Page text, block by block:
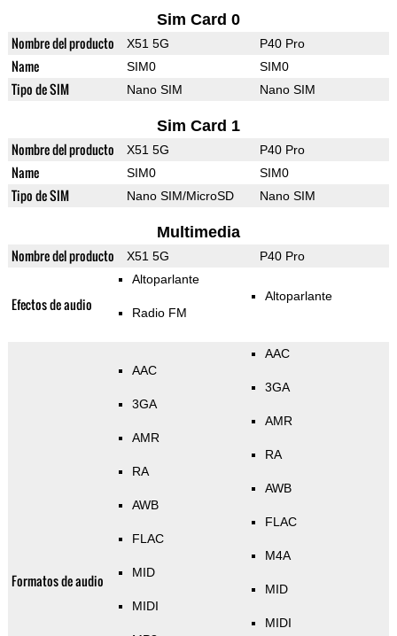
Sim Card 0
Nombre del producto X51 5G P40 Pro
Name SIM0 SIM0
Tipo de SIM Nano SIM Nano SIM
Sim Card 1
Nombre del producto X51 5G P40 Pro
Name SIM0 SIM0
Tipo de SIM Nano SIM/MicroSD Nano SIM
Multimedia
Nombre del producto X51 5G P40 Pro
Efectos de audio
Altoparlante
Radio FM
Altoparlante
Formatos de audio
AAC
3GA
AMR
RA
AWB
FLAC
MID
MIDI
AAC
3GA
AMR
RA
AWB
FLAC
M4A
MID
MIDI